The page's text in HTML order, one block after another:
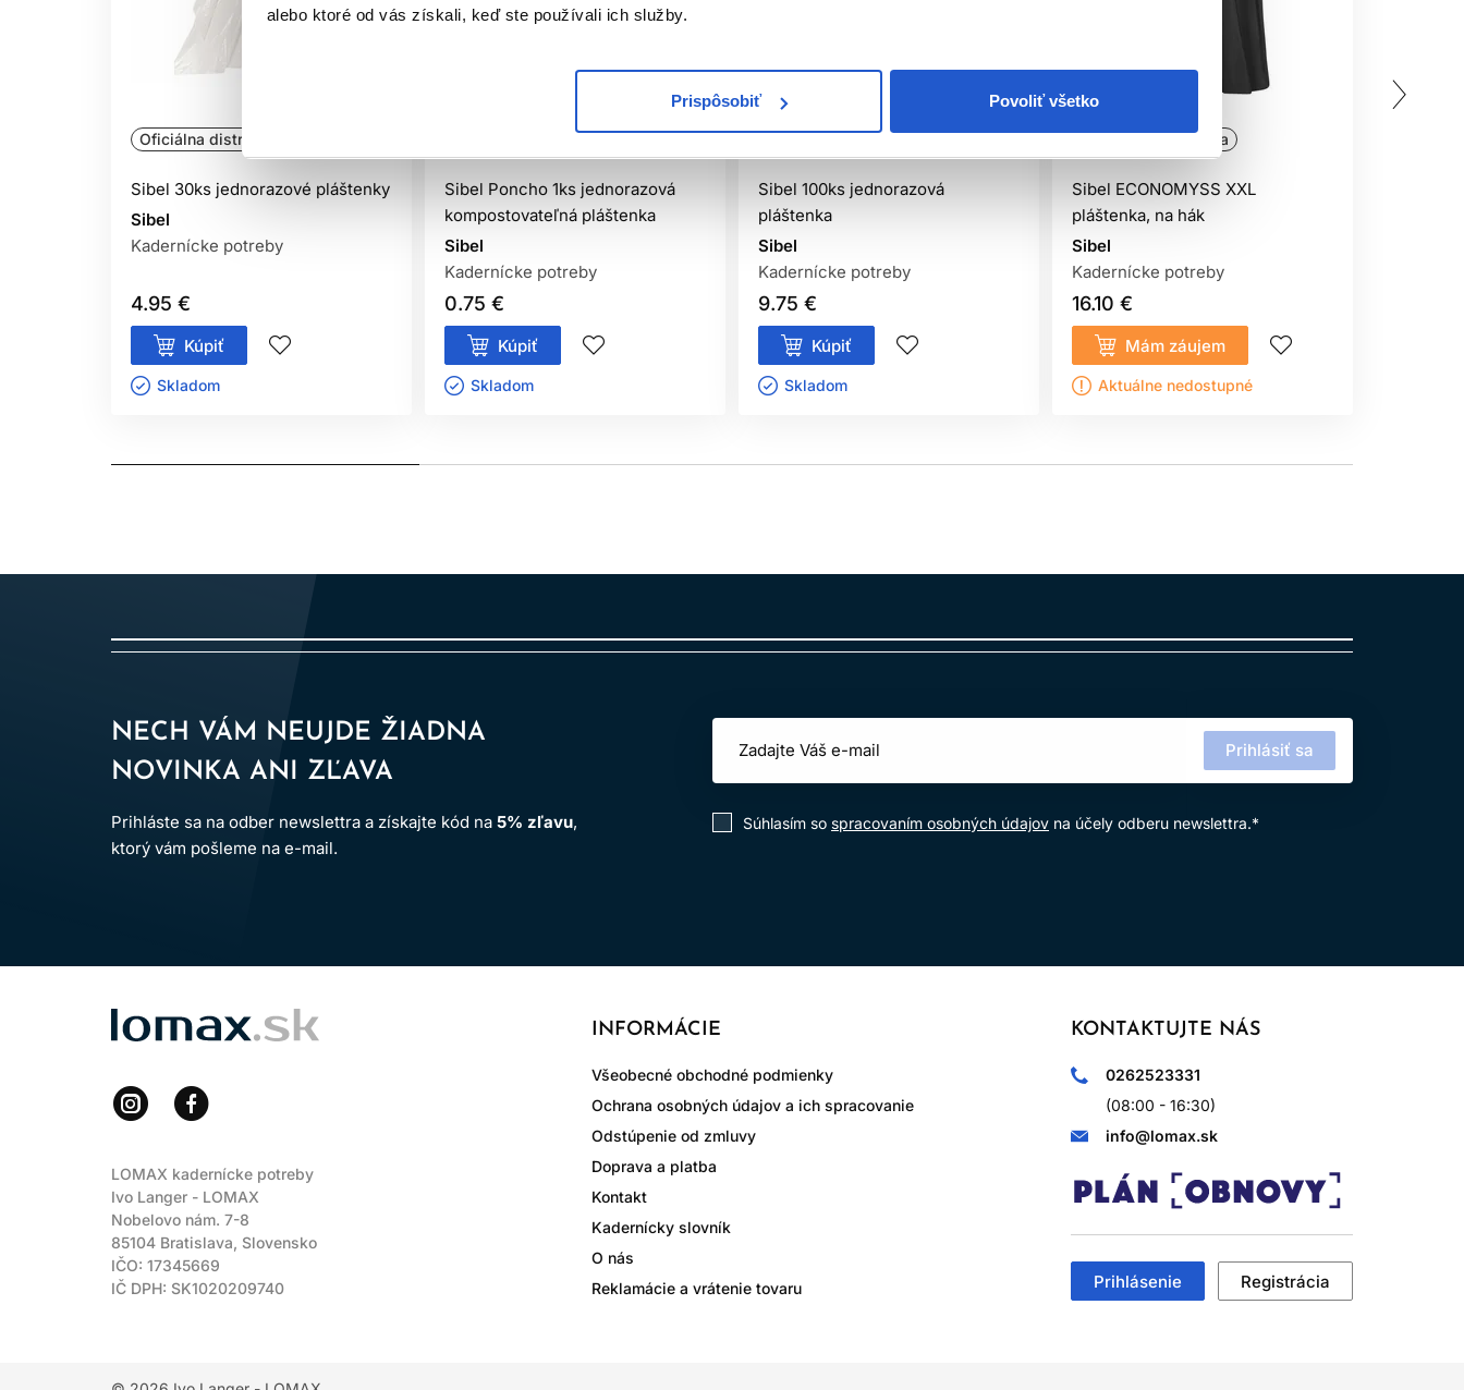
alebo ktoré od vás získali, keď ste používali ich služby.
Prispôsobiť Povoliť všetko
Oficiálna distribúcia
Sibel 30ks jednorazové pláštenky
Sibel
Kadernícke potreby
4.95 €
Kúpiť
Skladom ㅤ
Oficiálna distribúcia
Sibel Poncho 1ks jednorazová
kompostovateľná pláštenka
Sibel
Kadernícke potreby
0.75 €
Kúpiť
Skladom ㅤ
Oficiálna distribúcia
Sibel 100ks jednorazová
pláštenka
Sibel
Kadernícke potreby
9.75 €
Kúpiť
Skladom ㅤ
Oficiálna distribúcia
Sibel ECONOMYSS XXL
pláštenka, na hák
Sibel
Kadernícke potreby
16.10 €
Mám záujem
Aktuálne nedostupné
NECH VÁM NEUJDE ŽIADNA
NOVINKA ANI ZĽAVA
Prihláste sa na odber newslettra a získajte kód na 5% zľavu,
ktorý vám pošleme na e-mail.
Prihlásiť sa
Súhlasím so spracovaním osobných údajov na účely odberu newslettra.*
LOMAX
LOMAX kadernícke potreby
Ivo Langer - LOMAX
Nobelovo nám. 7-8
85104 Bratislava, Slovensko
IČO: 17345669
IČ DPH: SK1020209740
KONTAKTUJTE NÁS
0262523331
(08:00 - 16:30)
info@lomax.sk
Prihlásenie Registrácia
INFORMÁCIE
Všeobecné obchodné podmienky
Ochrana osobných údajov a ich spracovanie
Odstúpenie od zmluvy
Doprava a platba
Kontakt
Kadernícky slovník
O nás
Reklamácie a vrátenie tovaru